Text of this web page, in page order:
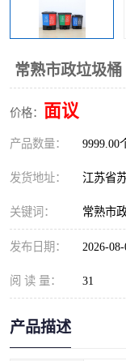
常熟市政垃圾
价格： 面议
产品数量： 9999.00
发货地址： 江苏省
关键词： 常熟市
发布日期： 2026-
阅 读 量： 31
产品描述